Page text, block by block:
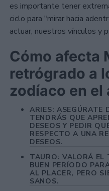
es importante tener
ciclo para "mirar hacia
actuar, nuestros vínculos y
Cómo afecta
retrógrado a
zodíaco en el
ARIES: ASEGÚRATE
TENDRÁS QUE
DESEOS Y PEDIR
RESPECTO A UNA
DESEOS.
TAURO: VALORÁ EL
BUEN PERÍODO
AL PLACER, PERO
SANOS.